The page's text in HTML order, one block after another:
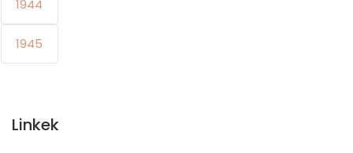
1944
1945
Linkek